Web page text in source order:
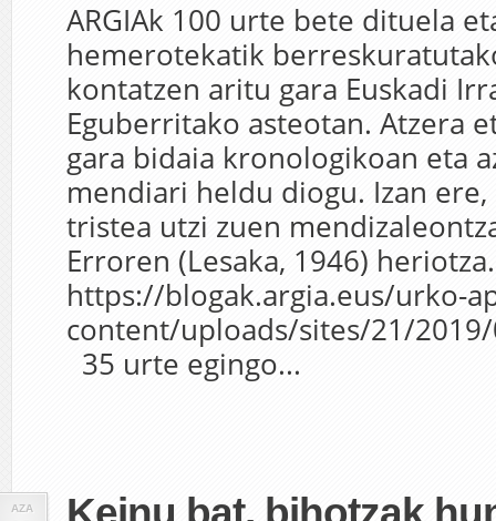
ARGIAk 100 urte bete dituela
hemerotekatik
kontatzen aritu gara Euskadi
Eguberritako asteotan. Atzera
gara bidaia kronologikoan eta
mendiari heldu diogu. Izan
tristea utzi zuen
Erroren (Lesaka, 1946)
https://blogak.argia.eus/urko-
content/uploads/sites/21/2019/
35 urte egingo...
AZA